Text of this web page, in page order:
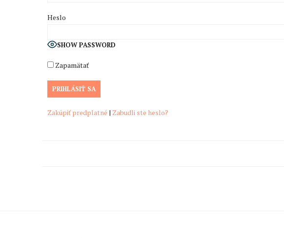
Heslo
SHOW PASSWORD
Zapamätať
Zakúpiť predplatné | Zabudli ste heslo?